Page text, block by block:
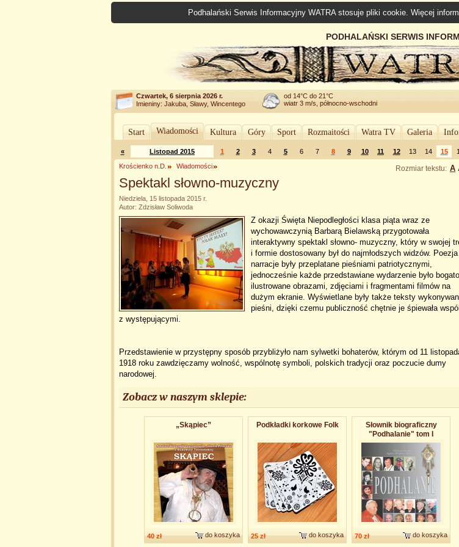
Podhalański Serwis Informacyjny WATRA stosuje pliki cookie. Więcej
PODHALAŃSKI SERWIS
Czwartek, 6 sierpnia 2026 r.
Imieniny: Jakuba, Sławy, Wincentego
od 14°C do 21°C
wiatr 3 m/s, północno-wschodni
Start Wiadomości Kultura Góry Sport Rozmaitości Watra TV Galeria
« Listopad 2015 1 2 3 4 5 6 7 8 9 10 11 12 13 14 15
Rozmiar tekstu: A
Krościenko n.D. Wiadomości
Spektakl słowno-muzyczny
Niedziela, 15 listopada 2015 r.
Autor: Zdzisław Soliwoda
Z okazji Święta Niepodległości klasa piąta wraz ze
wychowawczynią Barbarą Bielawską przygotowała
interaktywny spektakl słowno- muzyczny, który w swojej
i formie dostosowany był do najmłodszych widzów. Poezja
narracje były przeplatane pieśniami patriotycznymi,
jednocześnie każde przedstawiane wydarzenie było bogato
ilustrowane obrazami, zdjęciami i fragmentami filmów na
dużym ekranie. Wyświetlane były także teksty
pieśni, dzięki czemu publiczność chętnie je śpiewała
z występującymi.
Przedstawienie w przystępny sposób przybliżyło nam sylwetki bohaterów, którym od 11
1918 roku zawdzięczamy wolność, wspólnotę symboli, polskich tradycji oraz poczucie dumy
narodowej.
Zobacz w naszym sklepie:
„Skąpiec”
40 zł do koszyka
Podkładki korkowe Folk
25 zł do koszyka
Słownik biograficzny
"Podhalanie" tom I
70 zł do koszyka